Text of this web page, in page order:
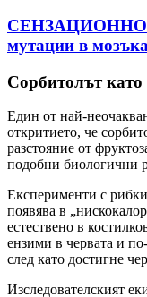
СЕНЗАЦИОННО:
мутации в мозъка
Сорбитолът
Един от най-
откритието, че
разстояние от
подобни биологични
Експерименти с рибки
появява в
естествено в
ензими в червата и
след като достигне
Изследователският